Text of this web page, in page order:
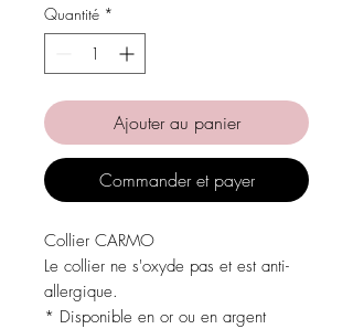
Quantité *
Ajouter au panier
Commander et payer
Collier CARMO
Le collier ne s'oxyde pas et est anti-
allergique.
* Disponible en or ou en argent